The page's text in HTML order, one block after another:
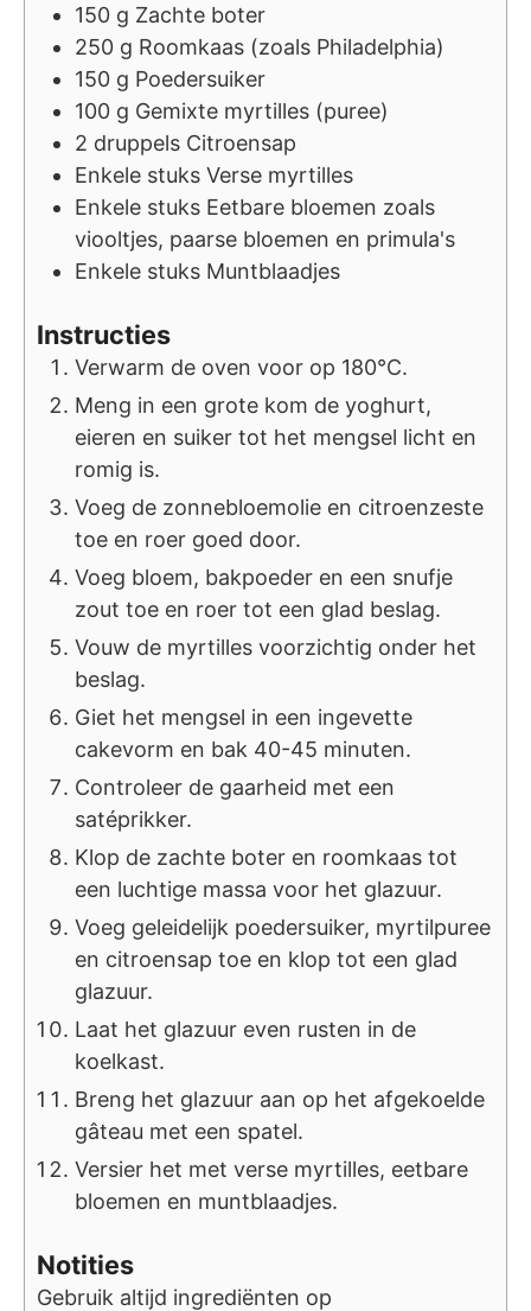
150 g Zachte boter
250 g Roomkaas (zoals Philadelphia)
150 g Poedersuiker
100 g Gemixte myrtilles (puree)
2 druppels Citroensap
Enkele stuks Verse myrtilles
Enkele stuks Eetbare bloemen zoals
viooltjes, paarse bloemen en primula's
Enkele stuks Muntblaadjes
Instructies
Verwarm de oven voor op 180°C.
Meng in een grote kom de yoghurt,
eieren en suiker tot het mengsel licht en
romig is.
Voeg de zonnebloemolie en citroenzeste
toe en roer goed door.
Voeg bloem, bakpoeder en een snufje
zout toe en roer tot een glad beslag.
Vouw de myrtilles voorzichtig onder het
beslag.
Giet het mengsel in een ingevette
cakevorm en bak 40-45 minuten.
Controleer de gaarheid met een
satéprikker.
Klop de zachte boter en roomkaas tot
een luchtige massa voor het glazuur.
Voeg geleidelijk poedersuiker, myrtilpuree
en citroensap toe en klop tot een glad
glazuur.
Laat het glazuur even rusten in de
koelkast.
Breng het glazuur aan op het afgekoelde
gâteau met een spatel.
Versier het met verse myrtilles, eetbare
bloemen en muntblaadjes.
Notities
Gebruik altijd ingrediënten op